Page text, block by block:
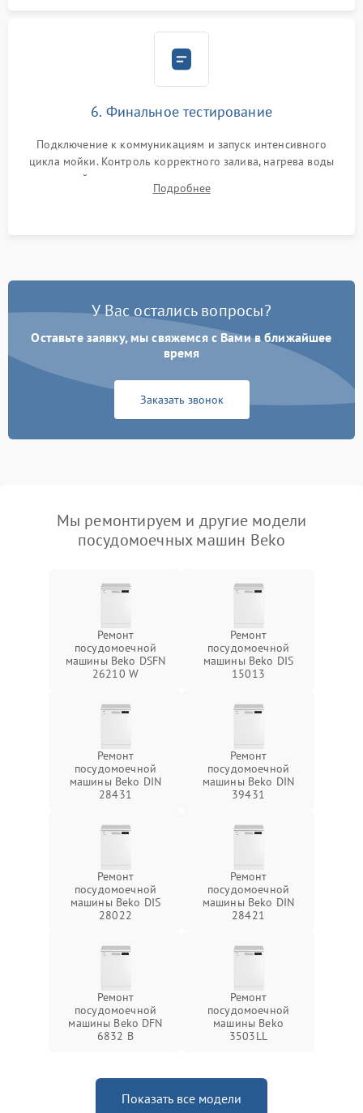
6. Финальное тестирование
Подключение к коммуникациям и запуск интенсивного
цикла мойки. Контроль корректного залива, нагрева воды
до нужной температуры, отсутствия посторонних шумов,
штатного слива и абсолютной сухости в поддоне.
Подробнее
У Вас остались вопросы?
Оставьте заявку, мы свяжемся с Вами в ближайшее
время
Заказать звонок
Мы ремонтируем и другие модели
посудомоечных машин Beko
Ремонт
посудомоечной
машины Beko DSFN
26210 W
Ремонт
посудомоечной
машины Beko DIS
15013
Ремонт
посудомоечной
машины Beko DIN
28431
Ремонт
посудомоечной
машины Beko DIN
39431
Ремонт
посудомоечной
машины Beko DIS
28022
Ремонт
посудомоечной
машины Beko DIN
28421
Ремонт
посудомоечной
машины Beko DFN
6832 B
Ремонт
посудомоечной
машины Beko
3503LL
Показать все модели